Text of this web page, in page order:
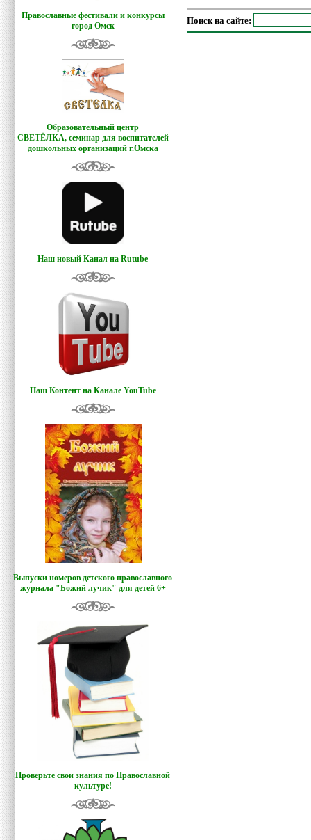
Православные фестивали и конкурсы
город Омск
Образовательный центр
СВЕТЁЛКА, семинар для воспитателей
дошкольных организаций г.Омска
Наш новый Канал на Rutube
Наш Контент на Канале YouTube
Выпуски номеров детского православного
журнала "Божий лучик" для детей 6+
Проверьте свои знания по Православной
культуре!
Поиск на сайте: